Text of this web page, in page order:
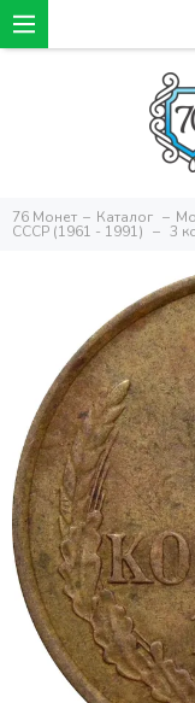
76 Монет Каталог
СССР (1961 - 1991) 3